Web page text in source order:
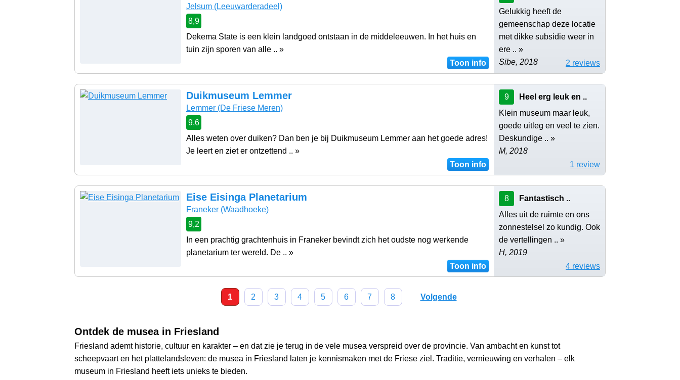
Jelsum (Leeuwarderadeel)
8,9
Dekema State is een klein landgoed ontstaan in de middeleeuwen. In het huis en
tuin zijn sporen van alle .. »
Toon info
Gelukkig heeft de
gemeenschap deze locatie
met dikke subsidie weer in
ere .. »
Sibe, 2018
2 reviews
Duikmuseum Lemmer
Lemmer (De Friese Meren)
9,6
Alles weten over duiken? Dan ben je bij Duikmuseum Lemmer aan het goede adres!
Je leert en ziet er ontzettend .. »
Toon info
9
Heel erg leuk en ..
Klein museum maar leuk,
goede uitleg en veel te zien.
Deskundige .. »
M, 2018
1 review
Eise Eisinga Planetarium
Franeker (Waadhoeke)
9,2
In een prachtig grachtenhuis in Franeker bevindt zich het oudste nog werkende
planetarium ter wereld. De .. »
Toon info
8
Fantastisch ..
Alles uit de ruimte en ons
zonnestelsel zo kundig. Ook
de vertellingen .. »
H, 2019
4 reviews
1 2 3 4 5 6 7 8 Volgende
Ontdek de musea in Friesland
Friesland ademt historie, cultuur en karakter – en dat zie je terug in de vele musea verspreid over de provincie. Van ambacht en kunst tot
scheepvaart en het plattelandsleven: de musea in Friesland laten je kennismaken met de Friese ziel. Traditie, vernieuwing en verhalen – elk
museum in Friesland heeft iets unieks te bieden.